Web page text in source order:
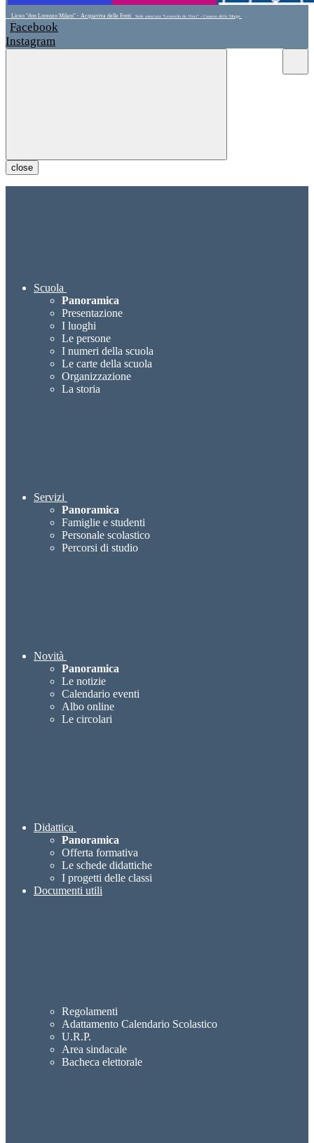
Liceo "don Lorenzo Milani" - Acquaviva delle Fonti Sede associata "Leonardo da Vinci" - Cassano delle Murge
Facebook
Instagram
close
Scuola
Panoramica
Presentazione
I luoghi
Le persone
I numeri della scuola
Le carte della scuola
Organizzazione
La storia
Servizi
Panoramica
Famiglie e studenti
Personale scolastico
Percorsi di studio
Novità
Panoramica
Le notizie
Calendario eventi
Albo online
Le circolari
Didattica
Panoramica
Offerta formativa
Le schede didattiche
I progetti delle classi
Documenti utili
Regolamenti
Adattamento Calendario Scolastico
U.R.P.
Area sindacale
Bacheca elettorale